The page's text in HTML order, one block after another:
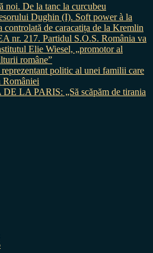
noi. De la tanc la curcubeu
Dughin (I). Soft power à la
controlată de caracatița de la Kremlin
nr. 217. Partidul S.O.S. România va
Elie Wiesel, „promotor al
române”
politic al unei familii care
României
LA PARIS: „Să scăpăm de tirania